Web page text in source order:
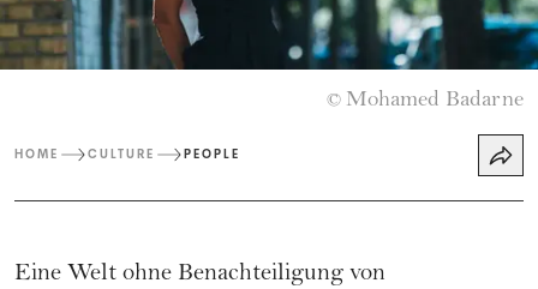
© Mohamed Badarne
HOME CULTURE PEOPLE
Eine Welt ohne Benachteiligung von